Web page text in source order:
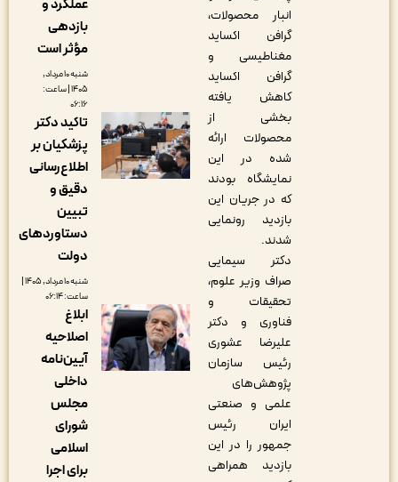
انبار محصولات،
گرافن اکساید
مغناطیسی و
گرافن اکساید
کاهش یافته
بخشی از
محصولات ارائه
شده در این
نمایشگاه بودند
که در جریان این
بازدید رونمایی
دکتر سیمایی
صراف وزیر علوم،
تحقیقات و
فناوری و دکتر
علیرضا عشوری
رئیس سازمان
پژوهش‌های
علمی و صنعتی
ایران رئیس
جمهور را در این
بازدید همراهی
عملکرد و
بازدهی
مؤثر است
شنبه ۱۰ مرداد,
۱۴۰۵ | ساعت:
تاکید دکتر
پزشکیان بر
اطلاع‌رسانی
دستاوردهای
شنبه ۱۰ مرداد, ۱۴۰۵ |
ابلاغ
اصلاحیه
آیین‌نامه
برای اجرا